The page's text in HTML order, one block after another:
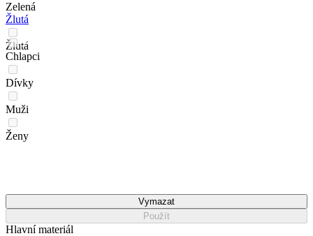
Zelená
Žlutá
Žlutá
Chlapci
Dívky
Muži
Ženy
Vymazat
Použít
Hlavní materiál